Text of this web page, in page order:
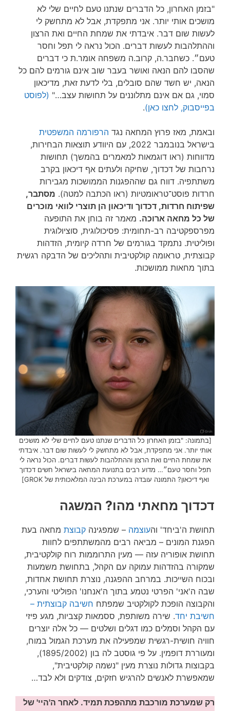
"בזמן האחרון, כל הדברים שנתנו טעם לחיים שלי לא
מושכים אותי יותר. אני מתפקדת, אבל לא מתחשק לי
לעשות שום דבר. איבדתי את שמחת החיים ואת הרצון
וההתלהבות לעשות דברים. הכול נראה לי תפל וחסר
טעם״. כשחבר.ה, קרוב.ה משפחה אומר.ת כי דברים
שהסבו להם הנאה ואושר בעבר שוב אינם גורמים להם כל
הנאה, יש חשד שהם סובלים, בלי לדעת זאת, מדיכאון
סמוי, גם אם אינם מתלוננים על תחושות עצב…" (לפוסט
בפייסבוק, לחצו כאן).
ובאמת, מאז פרוץ המחאה נגד הרפורמה המשפטית
בישראל בנובמבר 2022, עם היוודע תוצאות הבחירות,
מדווחות (ראו דוגמאות למאמרים בהמשך) תחושות
נרחבות של דכדוך, שחיקה ולעתים אף דיכאון בקרב
משתתפיה. דווח גם שההפגנות הממושכות מגבירות
חרדות פוסט־טראומטיות (ראו הכתבה למטה). מסתבר,
שפיתוח חרדות, דכדוך ודיכאון הן תוצרי לוואי מוכרים
של כל מחאה ארוכה. מאמר זה בוחן את התופעה
מפרספקטיבה רב-תחומית: פסיכולוגית, סוציולוגית
ופוליטית. נתמקד בגורמים של חרדה קיומית, הזדהות
קבוצתית, טראומה קולקטיבית ותהליכים של הדבקה רגשית
בתוך מחאות ממושכות.
[בתמונה: "בזמן האחרון כל הדברים שנתנו טעם לחיים שלי לא מושכים
אותי יותר. אני מתפקדת, אבל לא מתחשק לי לעשות שום דבר. איבדתי
את שמחת החיים ואת הרצון וההתלהבות לעשות דברים. הכול נראה לי
תפל וחסר טעם״… מדוע רבים בתנועת המחאה בישראל חשים דכדוך
ואף דיכאון? התמונה עובדה במערכת הבינה המלאכותית של GROK]
דכדוך מחאתי מהו? המשגה
תחושת ה'ביחד' והעוצמה – שמפגינה קבוצת מחאה בעת
הפגנת המונים – מביאה רבים מהמשתתפים לחוות
תחושת אופוריה עזה — מעין התרוממות רוח קולקטיבית,
שמקורה בהזדהות עמוקה עם הקהל, בתחושת משמעות
ובכוח השייכות. במרחב ההפגנה, נוצרת תחושת אחדות,
שבה ה'אני' הפרטי נטמע בתוך ה'אנחנו' הפוליטי והערכי,
והקבוצה הופכת לקולקטיב שמפתח חשיבה קבוצתית –
חשיבת יחד. שירה משותפת, ססמאות קצביות, מגע פיזי
עם הקהל וסמלים כמו דגלים ושלטים — כל אלה יוצרים
חוויה חושית-רגשית שמפעילה את מערכת הגמול במוח,
ומעוררת דופמין. על פי גוסטב לה בון (1895/2002),
בקבוצות גדולות נוצרת מעין "נשמה קולקטיבית",
שמאפשרת לאנשים להרגיש חזקים, צודקים ולא לבד…
רק שמערכת מורכבת מתהפכת תמיד. לאחר ה'היי' של